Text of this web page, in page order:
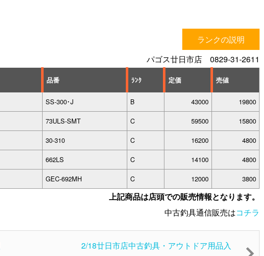
ランクの説明
パゴス廿日市店 0829-31-2611
品番 ﾗﾝｸ 定価 売値
SS-300･J B 43000 19800
73ULS-SMT C 59500 15800
30-310 C 16200 4800
662LS C 14100 4800
GEC-692MH C 12000 3800
上記商品は店頭での販売情報となります。
中古釣具通信販売はコチラ
2/18廿日市店中古釣具・アウトドア用品入